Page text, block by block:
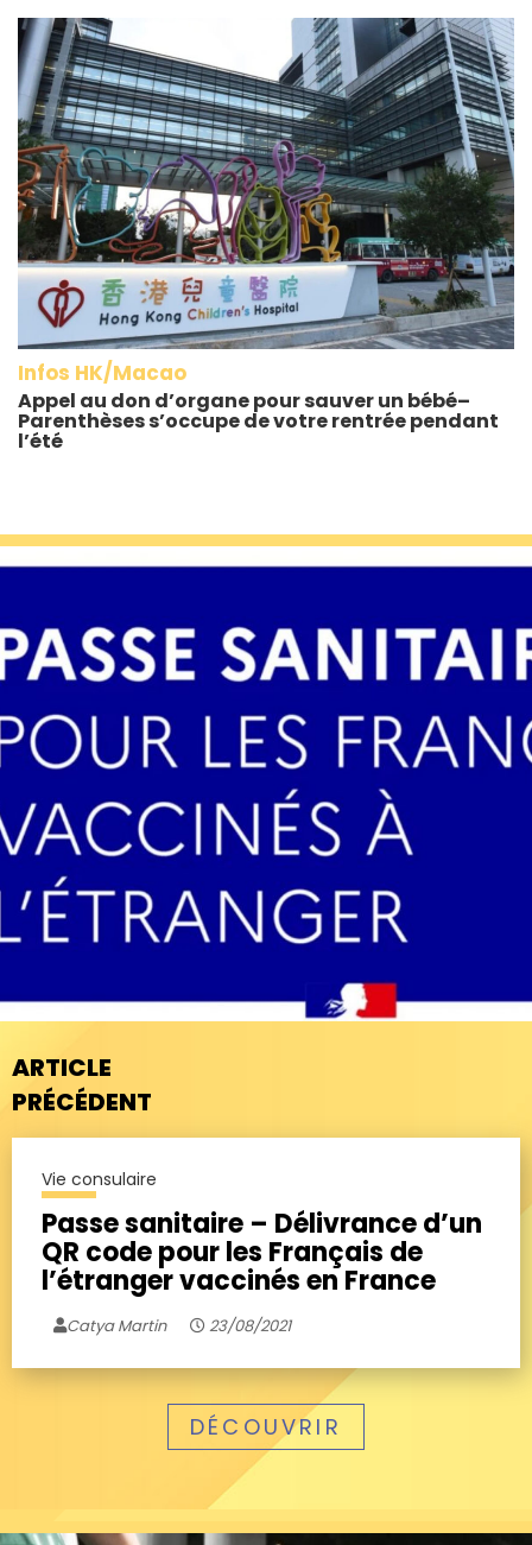
Infos HK/Macao
Appel au don d’organe pour sauver un bébé–
Parenthèses s’occupe de votre rentrée pendant
l’été
ARTICLE
PRÉCÉDENT
Vie consulaire
Passe sanitaire – Délivrance d’un
QR code pour les Français de
l’étranger vaccinés en France
Catya Martin 23/08/2021
DÉCOUVRIR